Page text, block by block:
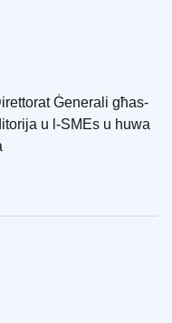
Ġenerali għas-
u l-SMEs u huwa